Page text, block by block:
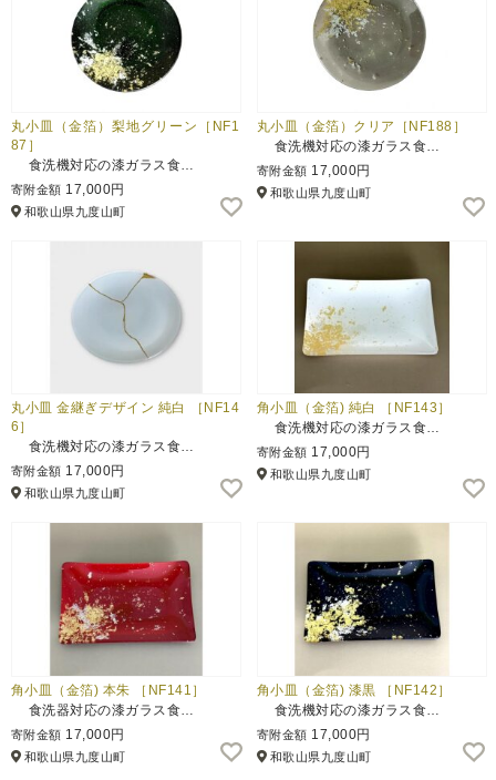
丸小皿（金箔）梨地グリーン［NF1
87］
食洗機対応の漆ガラス食…
寄附金額 17,000円
和歌山県九度山町
丸小皿（金箔）クリア［NF188］
食洗機対応の漆ガラス食…
寄附金額 17,000円
和歌山県九度山町
丸小皿 金継ぎデザイン 純白 ［NF14
6］
食洗機対応の漆ガラス食…
寄附金額 17,000円
和歌山県九度山町
角小皿（金箔) 純白 ［NF143］
食洗機対応の漆ガラス食…
寄附金額 17,000円
和歌山県九度山町
角小皿（金箔) 本朱 ［NF141］
食洗器対応の漆ガラス食…
寄附金額 17,000円
和歌山県九度山町
角小皿（金箔) 漆黒 ［NF142］
食洗機対応の漆ガラス食…
寄附金額 17,000円
和歌山県九度山町